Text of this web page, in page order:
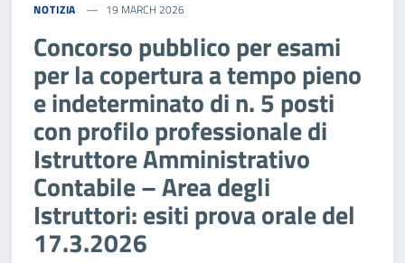
NOTIZIA 19 MARCH 2026
Concorso pubblico per esami
per la copertura a tempo pieno
e indeterminato di n. 5 posti
con profilo professionale di
Istruttore Amministrativo
Contabile – Area degli
Istruttori: esiti prova orale del
17.3.2026